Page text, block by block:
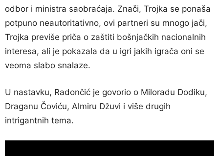
odbor i ministra saobraćaja. Znači, Trojka se ponaša
potpuno neautoritativno, ovi partneri su mnogo jači,
Trojka previše priča o zaštiti bošnjačkih nacionalnih
interesa, ali je pokazala da u igri jakih igrača oni se
veoma slabo snalaze.
U nastavku, Radončić je govorio o Miloradu Dodiku,
Draganu Čoviću, Almiru Džuvi i više drugih
intrigantnih tema.